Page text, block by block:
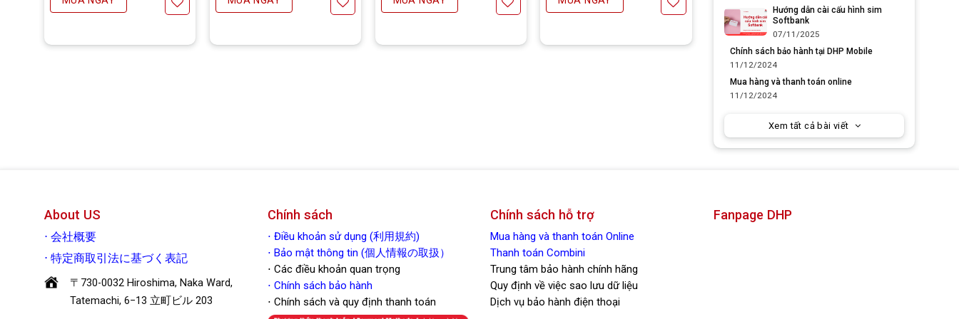
Yêu thích Yêu thích Yêu thích Yêu thích
Hướng dẫn cài cấu hình sim
Softbank
07/11/2025
Chính sách bảo hành tại DHP Mobile
11/12/2024
Mua hàng và thanh toán online
11/12/2024
Xem tất cả bài viết
About US
⋅ 会社概要
⋅ 特定商取引法に基づく表記
〒730-0032 Hiroshima, Naka Ward,
Tatemachi, 6−13 立町ビル 203
Chính sách
⋅ Điều khoản sử dụng (利用規約)
⋅ Bảo mật thông tin (個人情報の取扱）
⋅ Các điều khoản quan trọng
⋅ Chính sách bảo hành
⋅ Chính sách và quy định thanh toán
Chính sách hỗ trợ
Mua hàng và thanh toán Online
Thanh toán Combini
Trung tâm bảo hành chính hãng
Quy định về việc sao lưu dữ liệu
Dịch vụ bảo hành điện thoại
Fanpage DHP